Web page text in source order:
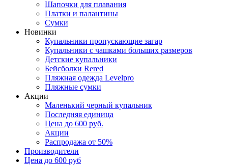
Шапочки для плавания
Платки и палантины
Сумки
Новинки
Купальники пропускающие загар
Купальники с чашками больших размеров
Детские купальники
Бейсболки Rered
Пляжная одежда Levelpro
Пляжные сумки
Акции
Маленький черный купальник
Последняя единица
Цена до 600 руб.
Акции
Распродажа от 50%
Производители
Цена до 600 руб